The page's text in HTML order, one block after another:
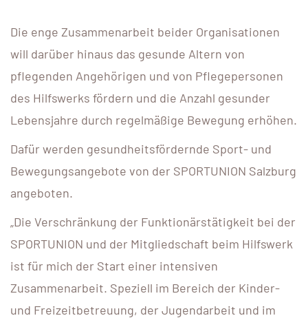
Die enge Zusammenarbeit beider Organisationen
will darüber hinaus das gesunde Altern von
pflegenden Angehörigen und von Pflegepersonen
des Hilfswerks fördern und die Anzahl gesunder
Lebensjahre durch regelmäßige Bewegung erhöhen.
Dafür werden gesundheitsfördernde Sport- und
Bewegungsangebote von der SPORTUNION Salzburg
angeboten.
„Die Verschränkung der Funktionärstätigkeit bei der
SPORTUNION und der Mitgliedschaft beim Hilfswerk
ist für mich der Start einer intensiven
Zusammenarbeit. Speziell im Bereich der Kinder-
und Freizeitbetreuung, der Jugendarbeit und im